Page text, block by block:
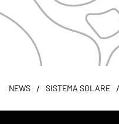
NEWS / SISTEMA SOLARE /